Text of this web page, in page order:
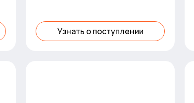
Узнать о поступлении